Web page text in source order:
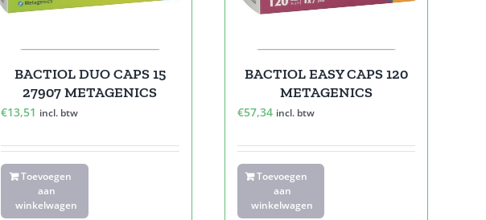
BACTIOL DUO CAPS 15
27907 METAGENICS
€13,51 incl. btw
Toevoegen
aan
winkelwagen
BACTIOL EASY CAPS 120
METAGENICS
€57,34 incl. btw
Toevoegen
aan
winkelwagen